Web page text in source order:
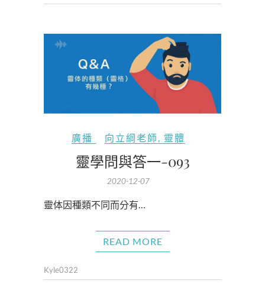
廣播 向立綱老師, 靈體
靈學問與答一-093
2020-12-07
靈体因種類不同而分有…
READ MORE
Kyle0322